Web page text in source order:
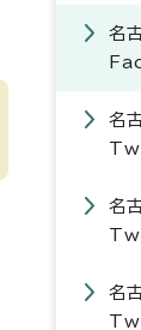
名
名
名
名